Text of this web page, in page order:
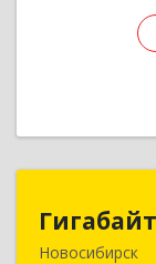
Гигабайт
Новосибирск
630099,